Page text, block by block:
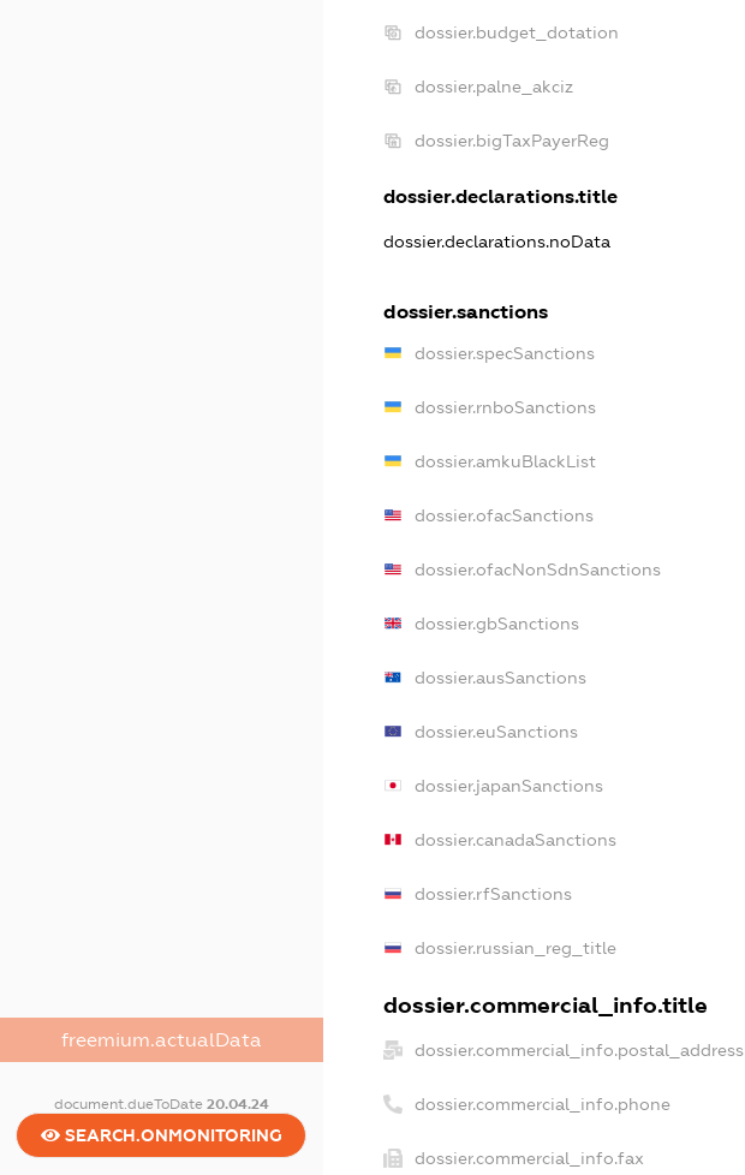
freemium.actualData
document.dueToDate 20.04.24
SEARCH.ONMONITORING
dossier.budget_dotation
dossier.palne_akciz
dossier.bigTaxPayerReg
dossier.declarations.title
dossier.declarations.noData
dossier.sanctions
dossier.specSanctions
dossier.rnboSanctions
dossier.amkuBlackList
dossier.ofacSanctions
dossier.ofacNonSdnSanctions
dossier.gbSanctions
dossier.ausSanctions
dossier.euSanctions
dossier.japanSanctions
dossier.canadaSanctions
dossier.rfSanctions
dossier.russian_reg_title
dossier.commercial_info.title
dossier.commercial_info.postal_address
dossier.commercial_info.phone
dossier.commercial_info.fax